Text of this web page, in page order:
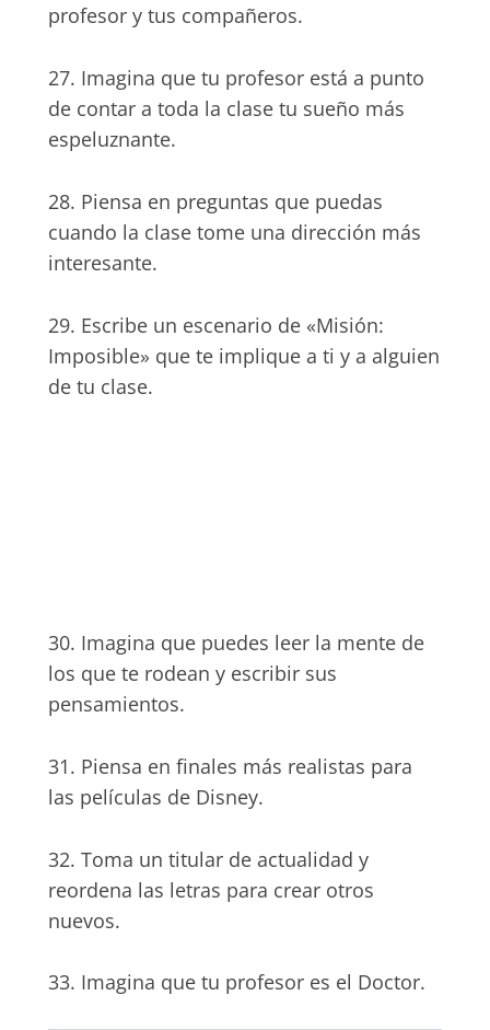
profesor y tus compañeros.
27. Imagina que tu profesor está a punto
de contar a toda la clase tu sueño más
espeluznante.
28. Piensa en preguntas que puedas
cuando la clase tome una dirección más
interesante.
29. Escribe un escenario de «Misión:
Imposible» que te implique a ti y a alguien
de tu clase.
30. Imagina que puedes leer la mente de
los que te rodean y escribir sus
pensamientos.
31. Piensa en finales más realistas para
las películas de Disney.
32. Toma un titular de actualidad y
reordena las letras para crear otros
nuevos.
33. Imagina que tu profesor es el Doctor.